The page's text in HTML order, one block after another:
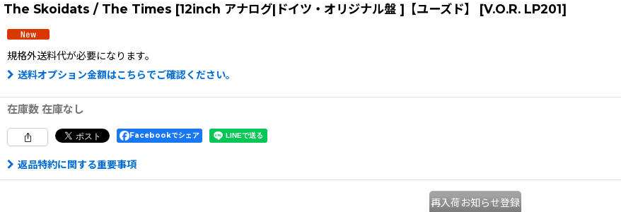
The Skoidats / The Times [12inch アナログ|ドイツ・オリジナル盤 ]【ユーズド】 [V.O.R. LP201]
規格外送料代が必要になります。
送料オプション金額はこちらでご確認ください。
在庫数 在庫なし
Facebookでシェア
返品特約に関する重要事項
再入荷お知らせ登録